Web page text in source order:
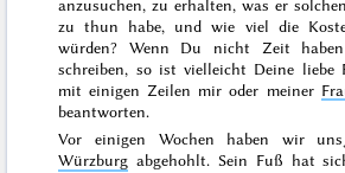
anzusuchen, zu erhalten, was er
zu thun habe, und wie viel die
würden? Wenn Du nicht Zeit
schreiben, so ist vielleicht Deine
mit einigen Zeilen mir oder meiner
beantworten.
Vor einigen Wochen haben wir
Würzburg abgehohlt. Sein Fuß hat